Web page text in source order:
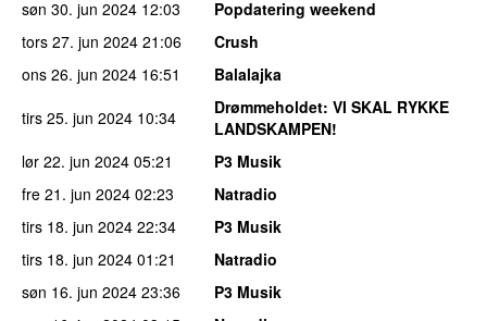
søn 30. jun 2024 12:03
Popdatering weekend
tors 27. jun 2024 21:06
Crush
ons 26. jun 2024 16:51
Balalajka
tirs 25. jun 2024 10:34 Drømmeholdet: VI SKAL RYKKE
LANDSKAMPEN!
lør 22. jun 2024 05:21
P3 Musik
fre 21. jun 2024 02:23
Natradio
tirs 18. jun 2024 22:34
P3 Musik
tirs 18. jun 2024 01:21
Natradio
søn 16. jun 2024 23:36
P3 Musik